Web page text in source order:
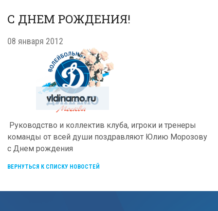
С ДНЕМ РОЖДЕНИЯ!
08 января 2012
Руководство и коллектив клуба, игроки и тренеры
команды от всей души поздравляют Юлию Морозову
с Днем рождения
ВЕРНУТЬСЯ К СПИСКУ НОВОСТЕЙ